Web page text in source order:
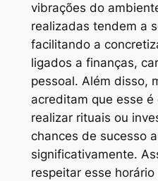
vibrações do
realizadas tendem a
facilitando a
ligados a finanças,
pessoal. Além disso,
acreditam que esse
realizar rituais ou
chances de sucesso
significativamente.
respeitar esse